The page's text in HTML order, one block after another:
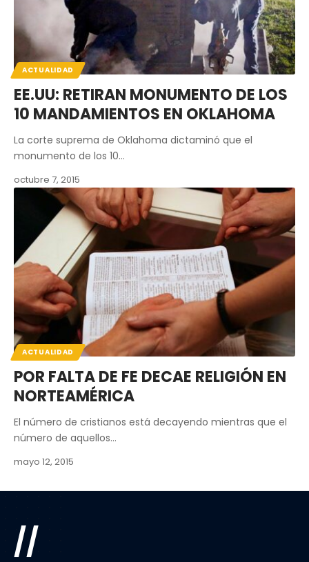
ACTUALIDAD
EE.UU: RETIRAN MONUMENTO DE LOS
10 MANDAMIENTOS EN OKLAHOMA
La corte suprema de Oklahoma dictaminó que el
monumento de los 10…
octubre 7, 2015
ACTUALIDAD
POR FALTA DE FE DECAE RELIGIÓN EN
NORTEAMÉRICA
El número de cristianos está decayendo mientras que el
número de aquellos…
mayo 12, 2015
//